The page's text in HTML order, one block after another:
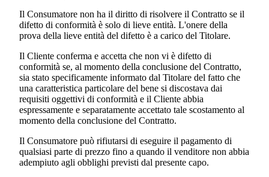
Il Consumatore non ha il diritto di risolvere il Contratto se il
difetto di conformità è solo di lieve entità. L'onere della
prova della lieve entità del difetto è a carico del Titolare.
Il Cliente conferma e accetta che non vi è difetto di
conformità se, al momento della conclusione del Contratto,
sia stato specificamente informato dal Titolare del fatto che
una caratteristica particolare del bene si discostava dai
requisiti oggettivi di conformità e il Cliente abbia
espressamente e separatamente accettato tale scostamento al
momento della conclusione del Contratto.
Il Consumatore può rifiutarsi di eseguire il pagamento di
qualsiasi parte di prezzo fino a quando il venditore non abbia
adempiuto agli obblighi previsti dal presente capo.